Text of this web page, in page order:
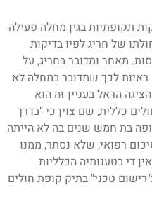
תקופתיות בגין מחלה פעילה
של חריג לפיו בדיקות
מאחר ומדובר בחריג, על
לכך שמדובר במחלה לא
הראל בעניין זה הוא
כללית, שם צוין כי "בדרך
בת חמש שנים בה לא הייתה
רפואי, שלא נסתר, ממנו
די בטענותיה הכלליות
טכני" בתיק קופת חולים